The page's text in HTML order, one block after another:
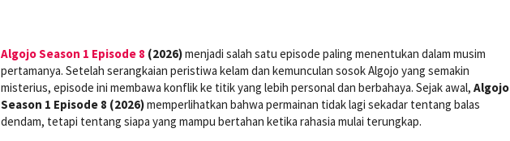
Algojo Season 1 Episode 8 (2026)menjadi salah satu episode paling menentukan dalam musim
pertamanya. Setelah serangkaian peristiwa kelam dan kemunculan sosok Algojo yang semakin
misterius, episode ini membawa konflik ke titik yang lebih personal dan berbahaya. Sejak awal, Algojo
Season 1 Episode 8 (2026)memperlihatkan bahwa permainan tidak lagi sekadar tentang balas
dendam, tetapi tentang siapa yang mampu bertahan ketika rahasia mulai terungkap.